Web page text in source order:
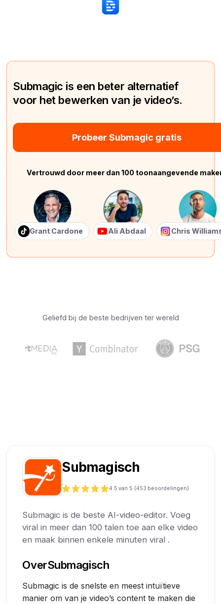
Submagic is een beter alternatief
voor het bewerken van je video’s.
Probeer Submagic gratis
Vertrouwd door meer dan 100 toonaangevende
Grant Cardone Ali Abdaal Chris
Geliefd bij de beste bedrijven ter wereld
Submagisch
4.5 van 5 (453 beoordelingen)
Submagic is de beste AI-video-editor. Voeg
viral in meer dan 100 talen toe aan elke video
en maak binnen enkele minuten viral .
OverSubmagisch
Submagic is de snelste en meest intuïtieve
manier om van je video’s content te maken die